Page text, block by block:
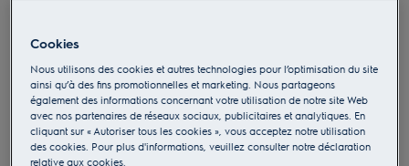
Appuyez pour zoomer
Cookies
Nous utilisons des cookies et autres technologies pour l’optimisation du site
ainsi qu’à des fins promotionnelles et marketing. Nous partageons
également des informations concernant votre utilisation de notre site Web
avec nos partenaires de réseaux sociaux, publicitaires et analytiques. En
cliquant sur « Autoriser tous les cookies », vous acceptez notre utilisation
des cookies. Pour plus d'informations, veuillez consulter notre déclaration
relative aux cookies.